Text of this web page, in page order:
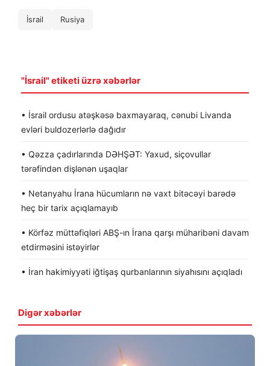
İsrail Rusiya
"İsrail" etiketi üzrə xəbərlər
• İsrail ordusu atəşkəsə baxmayaraq, cənubi Livanda
evləri buldozerlərlə dağıdır
• Qəzza çadırlarında DƏHŞƏT: Yaxud, siçovullar
tərəfindən dişlənən uşaqlar
• Netanyahu İrana hücumların nə vaxt bitəcəyi barədə
heç bir tarix açıqlamayıb
• Körfəz müttəfiqləri ABŞ-ın İrana qarşı müharibəni davam
etdirməsini istəyirlər
• İran hakimiyyəti iğtişaş qurbanlarının siyahısını açıqladı
Digər xəbərlər